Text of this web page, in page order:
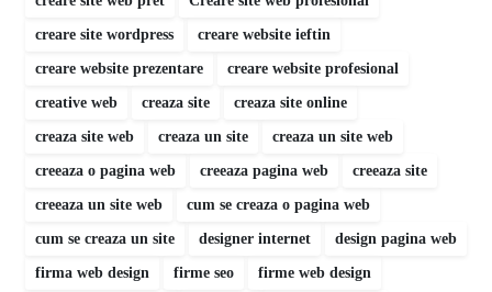
creare site wordpress creare website ieftin
creare website prezentare creare website profesional
creative web creaza site creaza site online
creaza site web creaza un site creaza un site web
creeaza o pagina web creeaza pagina web creeaza site
creeaza un site web cum se creaza o pagina web
cum se creaza un site designer internet design pagina web
firma web design firme seo firme web design